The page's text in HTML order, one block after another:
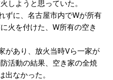
しようと思っていた。
ずに、名古屋市内でWが所有
火を付けた、W所有の空き
があり、放火当時Vら一家が
活動の結果、空き家の全焼
なかった。